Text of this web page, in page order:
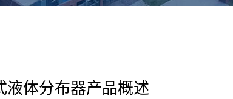
液体分布器产品概述